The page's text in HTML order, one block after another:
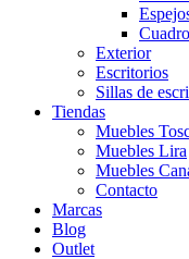
Exterior
Escritorios
Sillas de
Tiendas
Muebles
Muebles Lira
Muebles
Contacto
Marcas
Blog
Outlet